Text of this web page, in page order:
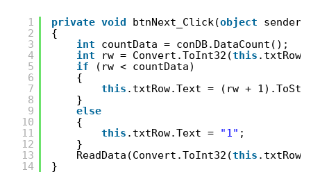
1
2
3
4
5
6
7
8
9
10
11
12
13
14
private void btnNext_Click(object
{
int
countData = conDB.DataCount();
int
rw = Convert.ToInt32(this
if
(rw < countData)
{
this .txtRow.Text = (rw +
}
else
{
this .txtRow.Text = "1" ;
}
ReadData(Convert.ToInt32(this
}